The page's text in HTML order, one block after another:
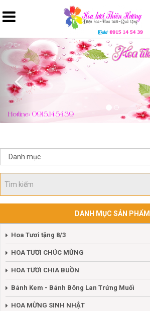
Previous
DANH MỤC SẢN PHẨM
Hoa Tươi tặng 8/3
HOA TƯƠI CHÚC MỪNG
HOA TƯƠI CHIA BUỒN
Bánh Kem - Bánh Bông Lan Trứng Muối
HOA MỪNG SINH NHẬT